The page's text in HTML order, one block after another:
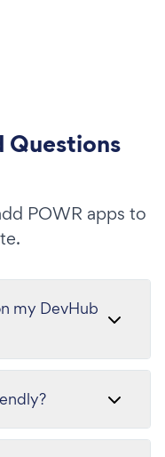
Questions
POWR apps to
my DevHub